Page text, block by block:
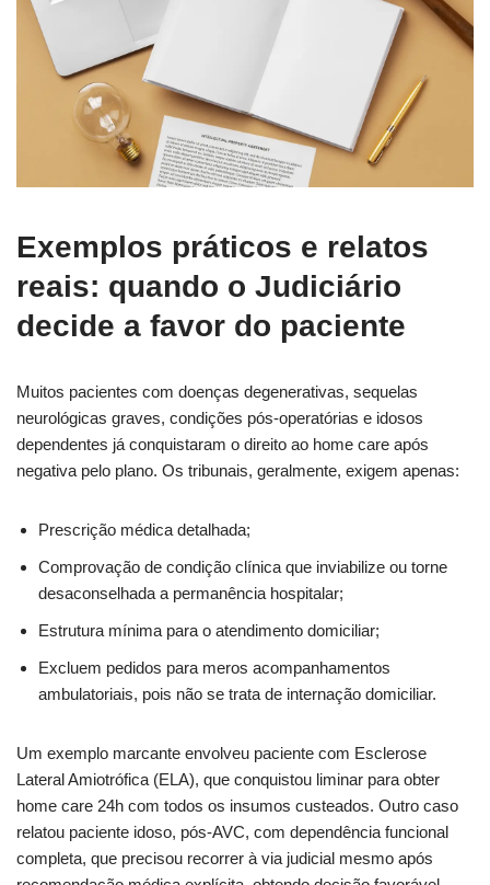
Exemplos práticos e relatos
reais: quando o Judiciário
decide a favor do paciente
Muitos pacientes com doenças degenerativas, sequelas
neurológicas graves, condições pós-operatórias e idosos
dependentes já conquistaram o direito ao home care após
negativa pelo plano. Os tribunais, geralmente, exigem apenas:
Prescrição médica detalhada;
Comprovação de condição clínica que inviabilize ou torne
desaconselhada a permanência hospitalar;
Estrutura mínima para o atendimento domiciliar;
Excluem pedidos para meros acompanhamentos
ambulatoriais, pois não se trata de internação domiciliar.
Um exemplo marcante envolveu paciente com Esclerose
Lateral Amiotrófica (ELA), que conquistou liminar para obter
home care 24h com todos os insumos custeados. Outro caso
relatou paciente idoso, pós-AVC, com dependência funcional
completa, que precisou recorrer à via judicial mesmo após